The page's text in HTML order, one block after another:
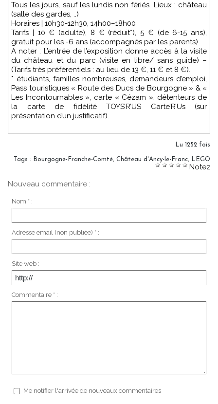
Tous les jours, sauf les lundis non fériés. Lieux : château
(salle des gardes, ..)
Horaires | 10h30-12h30, 14h00–18h00
Tarifs | 10 € (adulte), 8 € (réduit*), 5 € (de 6-15 ans),
gratuit pour les -6 ans (accompagnés par les parents)
A noter : L’entrée de l’exposition donne accès à la visite
du château et du parc (visite en libre/ sans guide) –
(Tarifs très préférentiels : au lieu de 13 €, 11 € et 8 €).
* étudiants, familles nombreuses, demandeurs d’emploi,
Pass touristiques « Route des Ducs de Bourgogne » & «
Les Incontournables », carte « Cézam », détenteurs de
la carte de fidélité TOYS’R’US Carte’R’Us (sur
présentation d’un justificatif).
Lu 1252 fois
Tags : Bourgogne-Franche-Comté, Château d'Ancy-le-Franc, LEGO
Notez
Nouveau commentaire :
Nom * :
Adresse email (non publiée) * :
Site web :
Commentaire * :
Me notifier l'arrivée de nouveaux commentaires